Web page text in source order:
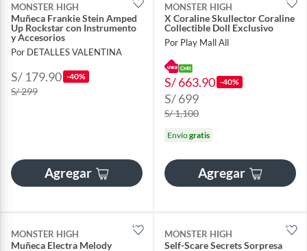
MONSTER HIGH
Muñeca Frankie Stein Amped
Up Rockstar con Instrumento
y Accesorios
Por DETALLES VALENTINA
S/ 179.90 -40%
S/ 299
Agregar
MONSTER HIGH
X Coraline Skullector Coraline
Collectible Doll Exclusivo
Por Play Mall All
S/ 663.90 -40%
S/ 699
S/ 1,100
Envíogratis
Agregar
MONSTER HIGH
Muñeca Electra Melody
MONSTER HIGH
Self-Scare Secrets Sorpresa